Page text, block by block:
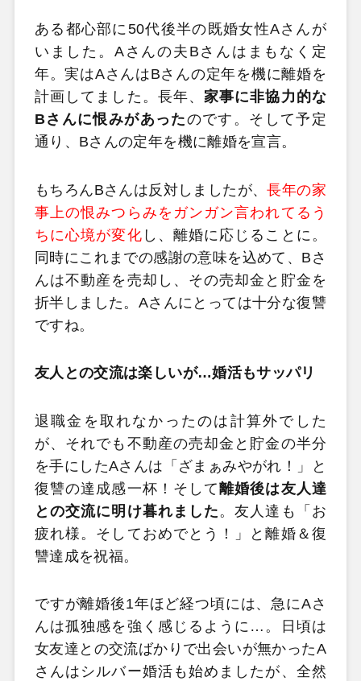
ある都心部に50代後半の既婚女性Aさんが
いました。Aさんの夫Bさんはまもなく定
年。実はAさんはBさんの定年を機に離婚を
計画してました。長年、家事に非協力的な
Bさんに恨みがあったのです。そして予定
通り、Bさんの定年を機に離婚を宣言。
もちろんBさんは反対しましたが、長年の家
事上の恨みつらみをガンガン言われてるう
ちに心境が変化 し、離婚に応じることに。
同時にこれまでの感謝の意味を込めて、Bさ
んは不動産を売却し、その売却金と貯金を
折半しました。Aさんにとっては十分な復讐
ですね。
友人との交流は楽しいが…婚活もサッパリ
退職金を取れなかったのは計算外でした
が、それでも不動産の売却金と貯金の半分
を手にしたAさんは「ざまぁみやがれ！」と
復讐の達成感一杯！そして離婚後は友人達
との交流に明け暮れました 。友人達も「お
疲れ様。そしておめでとう！」と離婚＆復
讐達成を祝福。
ですが離婚後1年ほど経つ頃には、急にAさ
んは孤独感を強く感じるように…。日頃は
女友達との交流ばかりで出会いが無かったA
さんはシルバー婚活も始めましたが、全然